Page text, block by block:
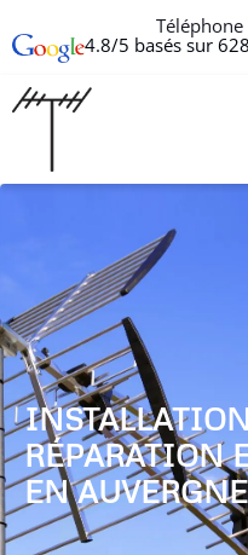
Téléphone
4.8/5 basés sur
RÉPARATION
EN